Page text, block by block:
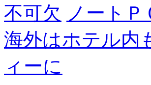
不可欠 ノート
海外はホテル内
ィーに